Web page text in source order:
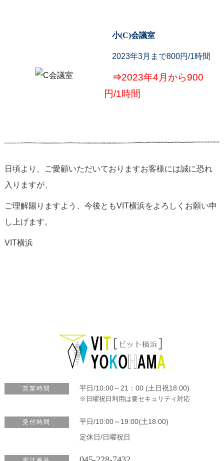
小(C)会議室
2023年3月まで800円/1時間
⇒2023年4月から900
円/1時間
日頃より、ご愛顧いただいておりますお客様には誠に恐れ
入りますが、
ご理解賜りますよう、今後ともVIT横浜をよろしくお願い申
し上げます。
VIT横浜
営業時間 平日/10:00～21：00 (土日祝18:00)
※日曜祝日利用は要セキュリティ対応
受付時間
平日/10:00～19:00(土18:00)
定休日/日曜祝日